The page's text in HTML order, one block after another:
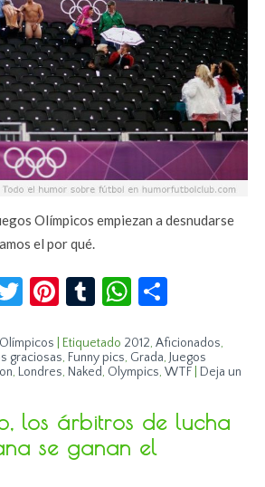
Olímpicos empiezan a desnudarse
el por qué.
Twitter
Pinterest
TumblrWhatsApp
Etiquetado 2012,Aficionados,
graciosas, Funny pics, Grada,Juegos
, Londres, Naked, Olympics,WTF
Deja un
los árbitros de lucha
se ganan el